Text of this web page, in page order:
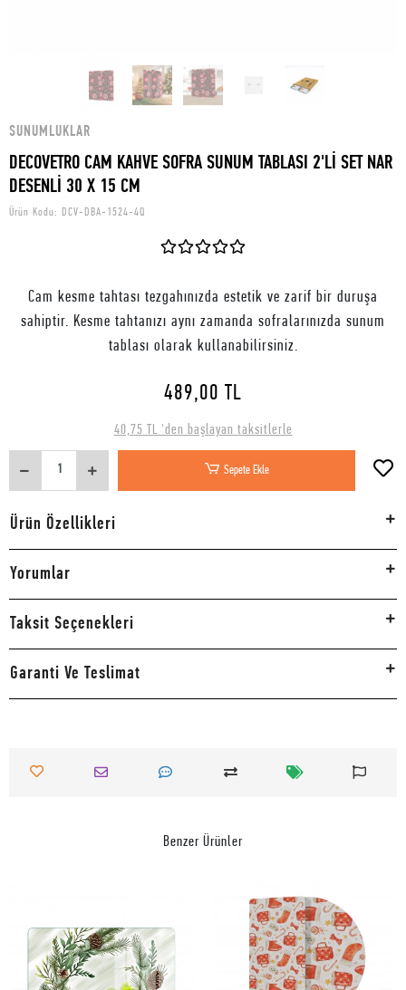
SUNUMLUKLAR
DECOVETRO CAM KAHVE SOFRA SUNUM TABLASI 2'Lİ SET NAR
DESENLİ 30 X 15 CM
Ürün Kodu: DCV-DBA-1524-4Q
Cam kesme tahtası tezgahınızda estetik ve zarif bir duruşa
sahiptir. Kesme tahtanızı aynı zamanda sofralarınızda sunum
tablası olarak kullanabilirsiniz.
489,00 TL
40,75 TL 'den başlayan taksitlerle
Sepete Ekle
Ürün Özellikleri
Yorumlar
Taksit Seçenekleri
Garanti Ve Teslimat
Benzer Ürünler